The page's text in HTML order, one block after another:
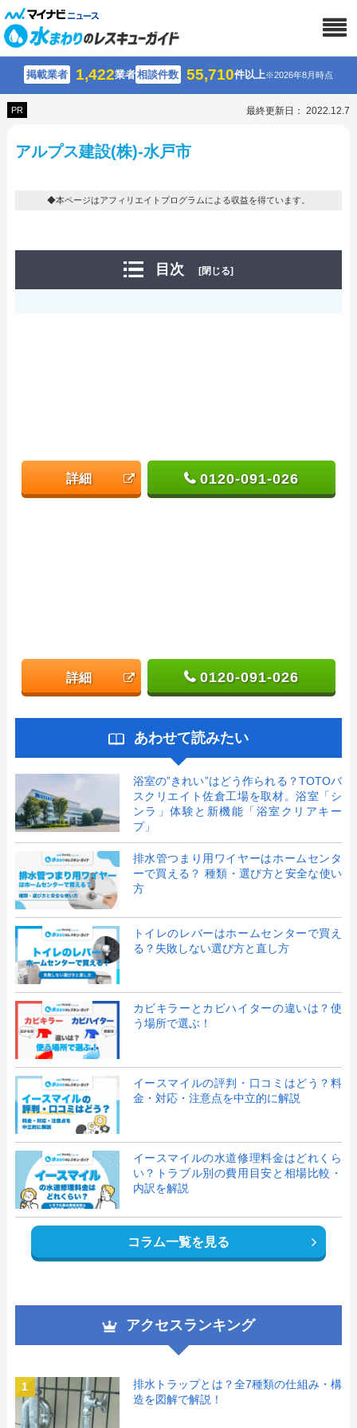
掲載業者 1,422業者相談件数 55,710件以上※2026年8月時点
PR 最終更新日： 2022.12.7
アルプス建設(株)-水戸市
◆本ページはアフィリエイトプログラムによる収益を得ています。
目次 [閉じる]
詳細 0120-091-026
詳細 0120-091-026
あわせて読みたい
浴室の”きれい”はどう作られる？TOTOバ
スクリエイト佐倉工場を取材。浴室「シ
ンラ」体験と新機能「浴室クリアキー
プ」
排水管つまり用ワイヤーはホームセンタ
ーで買える？ 種類・選び方と安全な使い
方
トイレのレバーはホームセンターで買え
る？失敗しない選び方と直し方
カビキラーとカビハイターの違いは？使
う場所で選ぶ！
イースマイルの評判・口コミはどう？料
金・対応・注意点を中立的に解説
イースマイルの水道修理料金はどれくら
い？トラブル別の費用目安と相場比較・
内訳を解説
コラム一覧を見る
アクセスランキング
1
排水トラップとは？全7種類の仕組み・構
造を図解で解説！